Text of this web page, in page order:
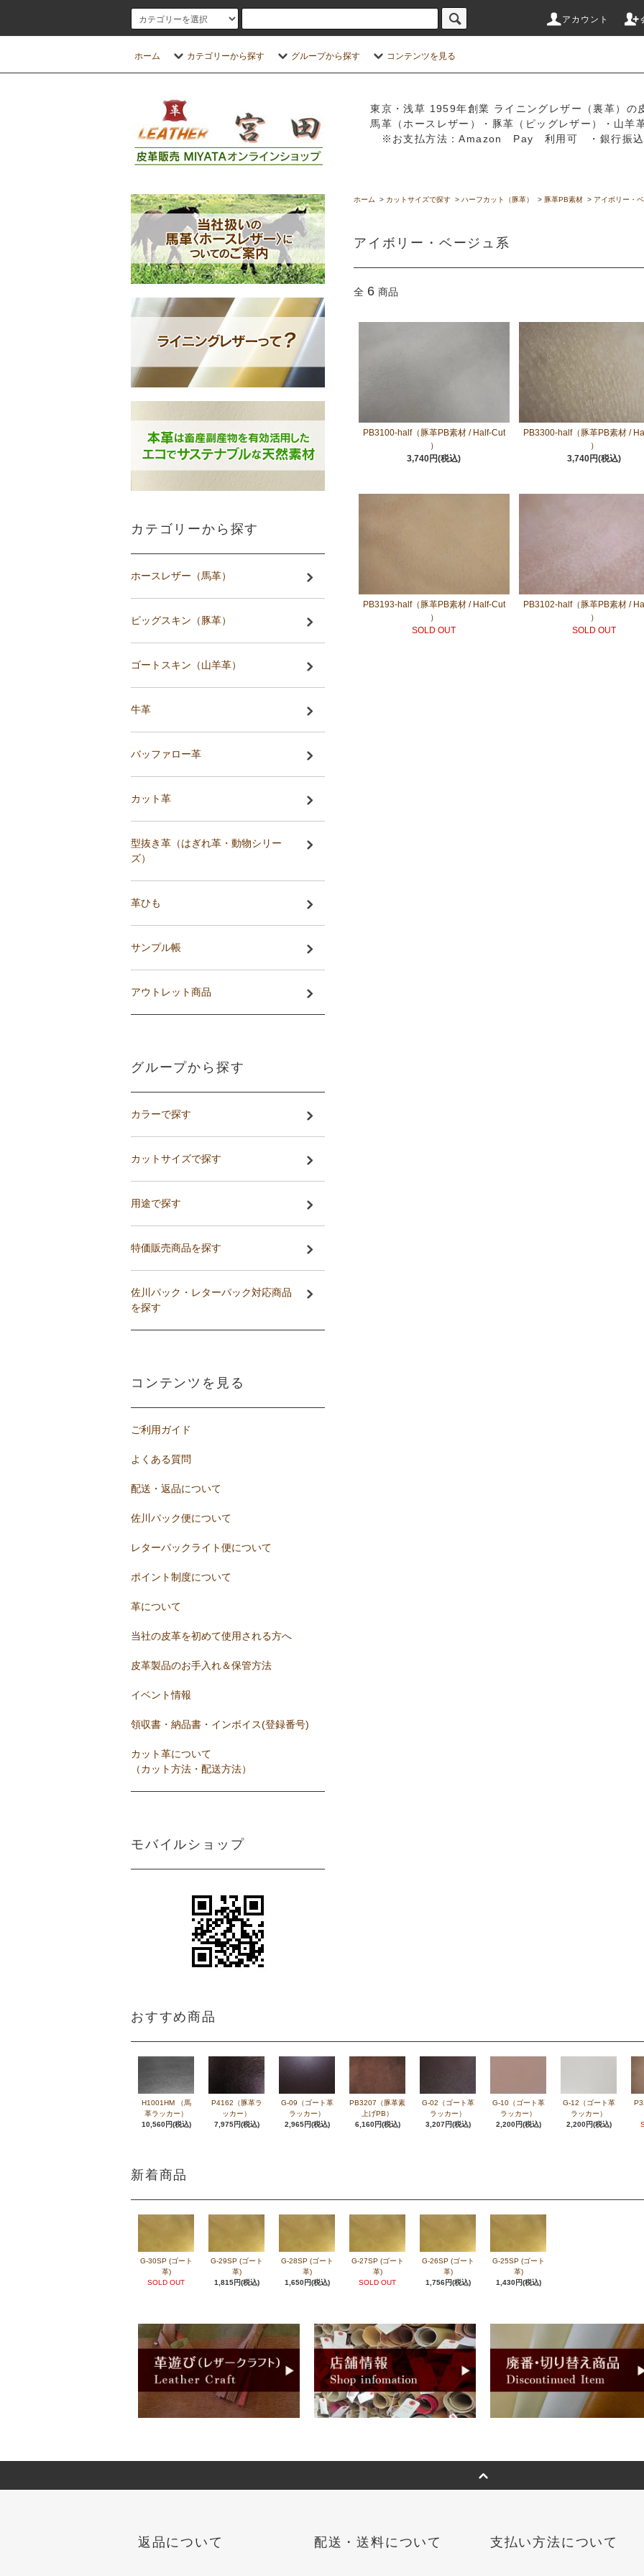
アカウント
ホーム カテゴリーから探す グループから探す コンテンツを見る
東京・浅草 1959年創業 ライニングレザー（裏革）の
馬革（ホースレザー）・豚革（ピッグレザー）・山羊
※お支払方法：Amazon Pay 利用可 ・銀行振
ホーム > カットサイズで探す > ハーフカット（豚革） > 豚革PB素材 > アイボリー・
アイボリー・ベージュ系
全 6 商品
PB3100-half（豚革PB素材 / Half-Cut
）
3,740円(税込)
PB3300-half（豚革PB素材 /
）
3,740円(税込)
PB3193-half（豚革PB素材 / Half-Cut
）
SOLD OUT
PB3102-half（豚革PB素材 /
）
SOLD OUT
カテゴリーから探す
ホースレザー（馬革）
ピッグスキン（豚革）
ゴートスキン（山羊革）
牛革
バッファロー革
カット革
型抜き革（はぎれ革・動物シリー
ズ）
革ひも
サンプル帳
アウトレット商品
グループから探す
カラーで探す
カットサイズで探す
用途で探す
特価販売商品を探す
佐川パック・レターパック対応商品
を探す
コンテンツを見る
ご利用ガイド
よくある質問
配送・返品について
佐川パック便について
レターパックライト便について
ポイント制度について
革について
当社の皮革を初めて使用される方へ
皮革製品のお手入れ＆保管方法
イベント情報
領収書・納品書・インボイス(登録番号)
カット革について
（カット方法・配送方法）
モバイルショップ
おすすめ商品
H1001HM （馬
革ラッカー）
10,560円(税込)
P4162（豚革ラ
ッカー）
7,975円(税込)
G-09（ゴート革
ラッカー）
2,965円(税込)
PB3207（豚革素
上げPB）
6,160円(税込)
G-02（ゴート革
ラッカー）
3,207円(税込)
G-10（ゴート革
ラッカー）
2,200円(税込)
G-12（ゴート革
ラッカー）
2,200円(税込)
新着商品
G-30SP (ゴート
革)
SOLD OUT
G-29SP (ゴート
革)
1,815円(税込)
G-28SP (ゴート
革)
1,650円(税込)
G-27SP (ゴート
革)
SOLD OUT
G-26SP (ゴート
革)
1,756円(税込)
G-25SP (ゴート
革)
1,430円(税込)
返品について 配送・送料について 支払い方法について